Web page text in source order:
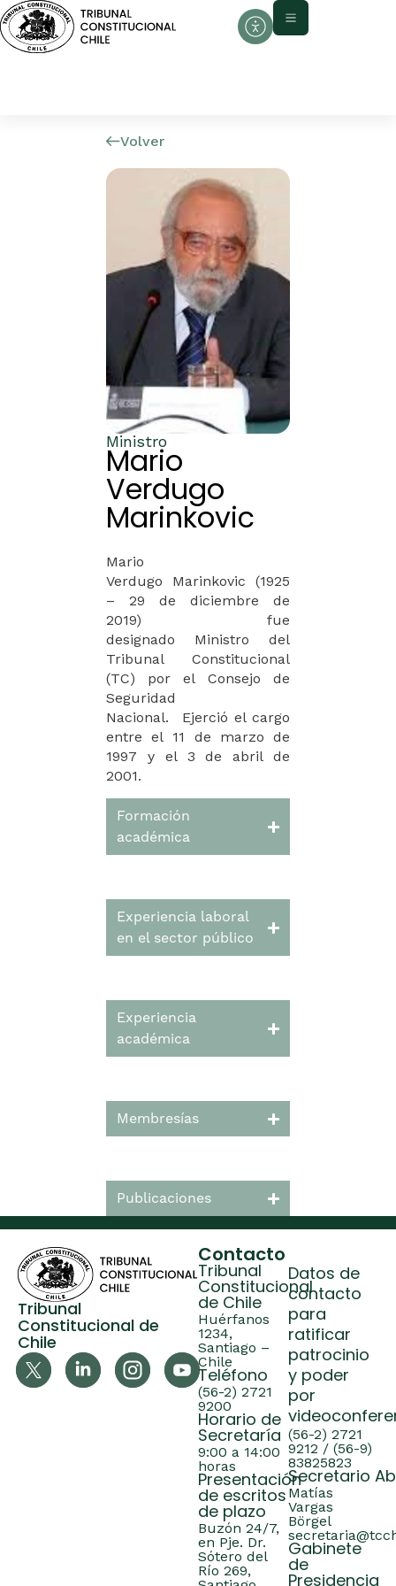
Volver
Ministro
Mario
Verdugo
Marinkovic
Mario
Verdugo Marinkovic (1925
– 29 de diciembre de
2019) fue
designado Ministro del
Tribunal Constitucional
(TC) por el Consejo de
Seguridad
Nacional.
Ejerció el cargo
entre el 11 de marzo de
1997 y el 3 de abril de
2001.
Formación
académica
Experiencia laboral
en el sector público
Experiencia
académica
Membresías
Publicaciones
Tribunal
Constitucional de
Chile
Contacto
Tribunal
Constitucional
de Chile
Huérfanos
1234,
Santiago –
Chile
Teléfono
(56-2) 2721
9200
Horario de
Secretaría
9:00 a 14:00
horas
Presentación
de escritos
de plazo
Buzón 24/7,
en Pje. Dr.
Sótero del
Río 269,
Datos de
contacto
para
ratificar
patrocinio
y poder
por
(56-2) 2721
9212 / (56-9)
83825823
Secretario
Matías
Vargas
Börgel
Gabinete
de